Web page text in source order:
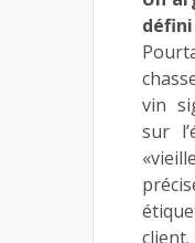
défini
vin
sur